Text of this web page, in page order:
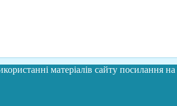
матеріалів сайту посилання